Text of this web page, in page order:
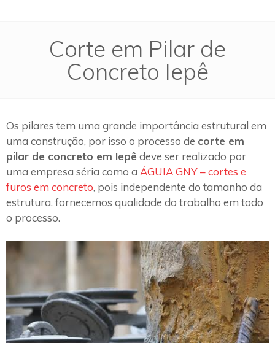
Corte em Pilar de
Concreto Iepê
Os pilares tem uma grande importância estrutural em
uma construção, por isso o processo de corte em
pilar de concreto em Iepê deve ser realizado por
uma empresa séria como a ÁGUIA GNY – cortes e
furos em concreto, pois independente do tamanho da
estrutura, fornecemos qualidade do trabalho em todo
o processo.